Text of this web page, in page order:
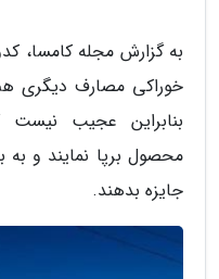
به گزارش مجله کامسا،
خوراکی مصارف دیگری
بنابراین عجیب
محصول برپا نمایند و به
جایزه بدهند.